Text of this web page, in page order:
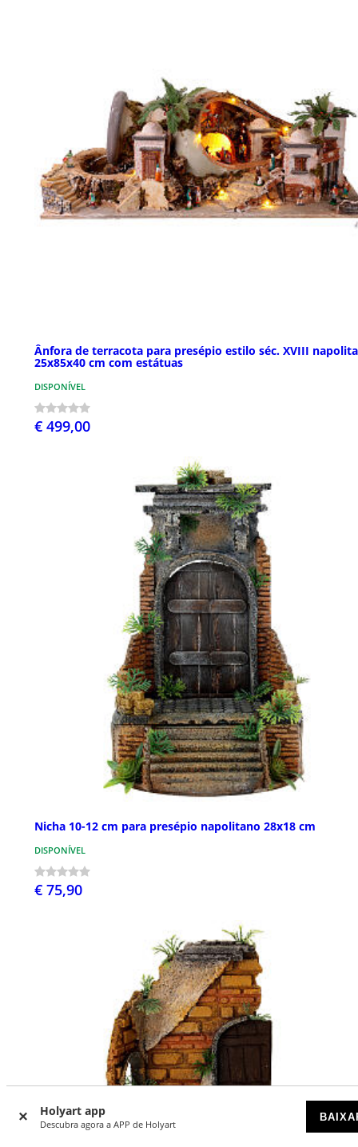
Holyart app
Descubra agora a APP de Holyart
Ânfora de terracota para presépio estilo séc. XVIII
25x85x40 cm com estátuas
DISPONÍVEL
€ 499,00
Nicha 10-12 cm para presépio napolitano 28x18 cm
DISPONÍVEL
€ 75,90